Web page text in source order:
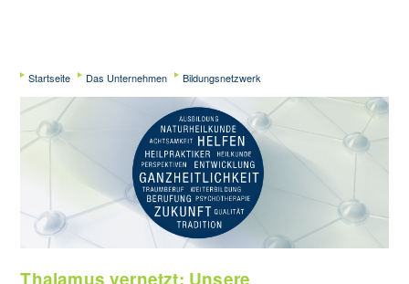
Startseite Das Unternehmen Bildungsnetzwerk
Thalamus vernetzt: Unsere